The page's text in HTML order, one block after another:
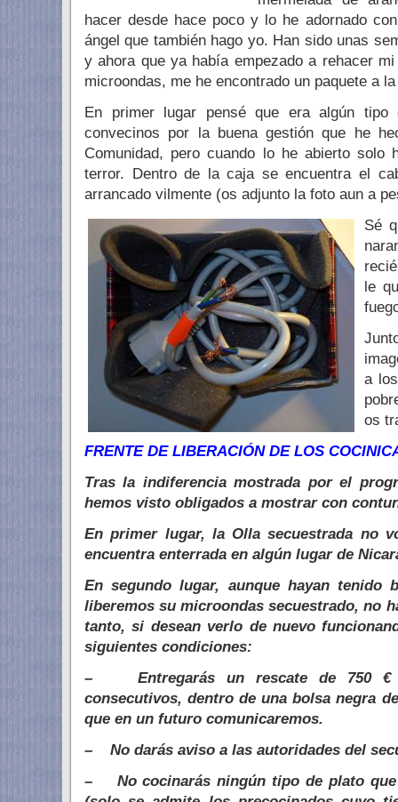
hacer desde hace poco y lo he adornado
ángel que también hago yo. Han sido unas
y ahora que ya había empezado a rehacer
microondas, me he encontrado un paquete a
En primer lugar pensé que era algún tipo
convecinos por la buena gestión que he
Comunidad, pero cuando lo he abierto solo
terror. Dentro de la caja se encuentra el
arrancado vilmente (os adjunto la foto aun a
Sé
le
a
os
FRENTE DE LIBERACIÓN DE LOS
Tras la indiferencia mostrada por el
hemos visto obligados a mostrar con
En primer lugar, la Olla secuestrada no
encuentra enterrada en algún lugar de
En segundo lugar, aunque hayan tenido
liberemos su microondas secuestrado, no
tanto, si desean verlo de nuevo
siguientes condiciones:
– Entregarás un rescate de 750 €
consecutivos, dentro de una bolsa negra
que en un futuro comunicaremos.
– No darás aviso a las autoridades del
– No cocinarás ningún tipo de plato que